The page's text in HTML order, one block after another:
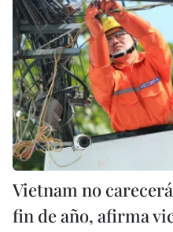
Vietnam no
fin de año, afirma